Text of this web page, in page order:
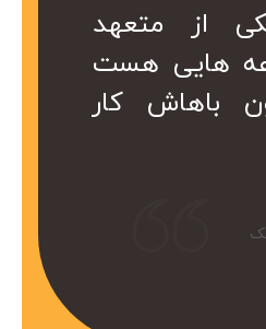
مثناسئو یک
برای ما
هست که
از متعهد
هایی هست
باهاش کار